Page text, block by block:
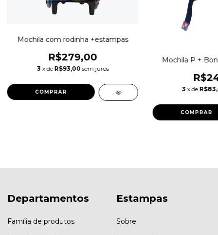
Mochila com rodinha +estampas
R$279,00
3 x de R$93,00 sem juros
COMPRAR
Mochila P +
3 x de
COMPRAR
Departamentos
Família de produtos
Estampas
Sobre